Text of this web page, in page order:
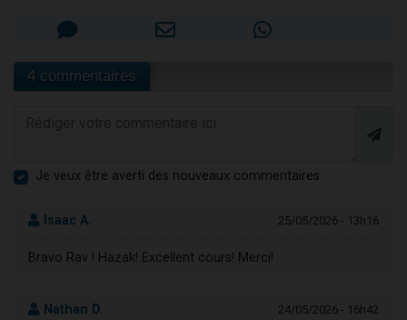
4 commentaires
Je veux être averti des nouveaux commentaires
Isaac A. 25/05/2026 - 13h16
Bravo Rav ! Hazak! Excellent cours! Merci!
Nathan D. 24/05/2026 - 16h42